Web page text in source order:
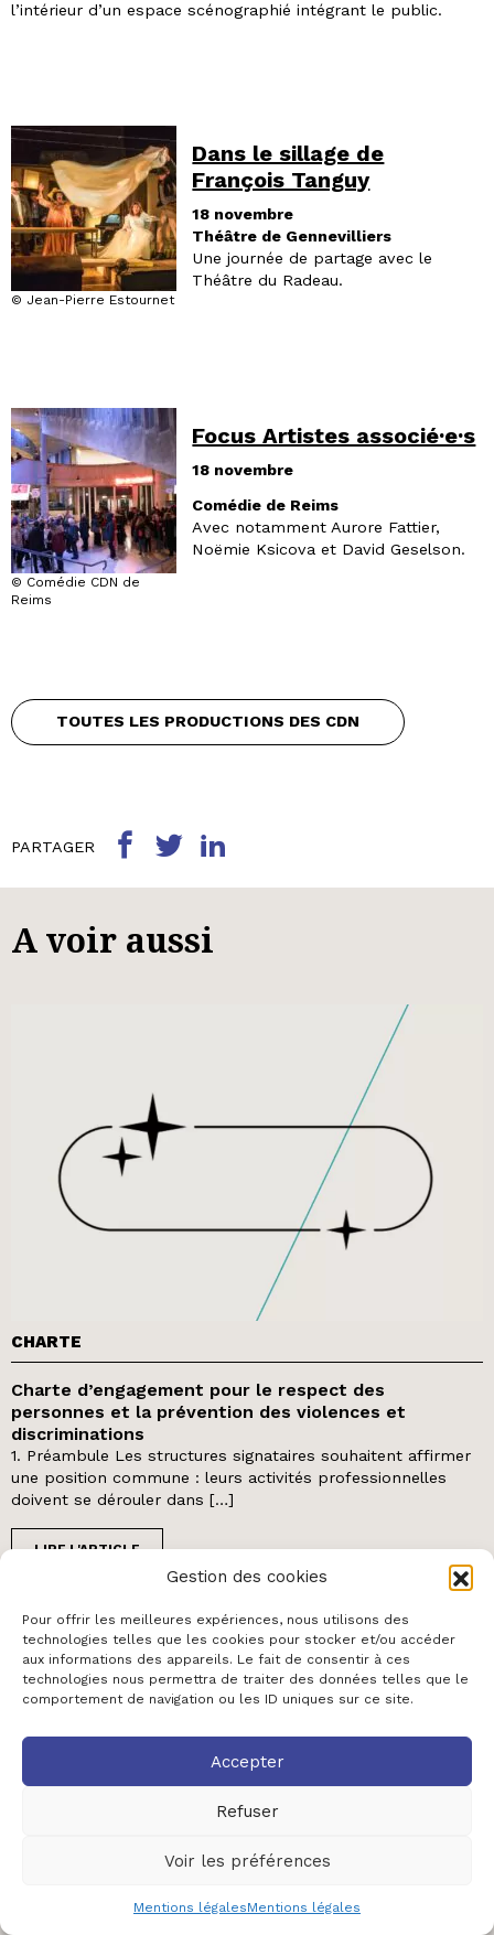
Gestion des cookies
Pour offrir les meilleures expériences, nous utilisons des
technologies telles que les cookies pour stocker et/ou accéder
aux informations des appareils. Le fait de consentir à ces
technologies nous permettra de traiter des données telles que le
comportement de navigation ou les ID uniques sur ce site.
Accepter
Refuser
Voir les préférences
Mentions légalesMentions légales
l’intérieur d’un espace scénographié intégrant le public.
© Jean-Pierre Estournet
Dans le sillage de
François Tanguy
18 novembre
Théâtre de Gennevilliers
Une journée de partage avec le
Théâtre du Radeau.
© Comédie CDN de
Reims
Focus Artistes associé·e·s
18 novembre
Comédie de Reims
Avec notamment Aurore Fattier,
Noëmie Ksicova et David Geselson.
TOUTES LES PRODUCTIONS DES CDN
PARTAGER
A voir aussi
CHARTE
Charte d’engagement pour le respect des
personnes et la prévention des violences et
discriminations
1. Préambule Les structures signataires souhaitent affirmer
une position commune : leurs activités professionnelles
doivent se dérouler dans […]
LIRE L'ARTICLE